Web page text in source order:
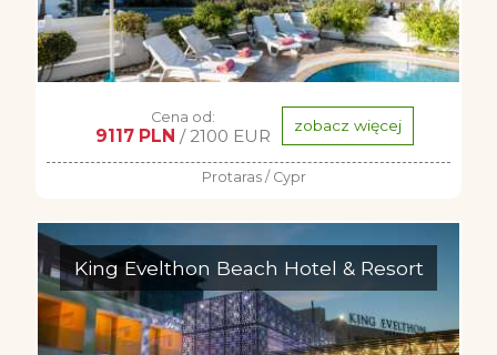
Cena od:
9117 PLN / 2100 EUR zobacz więcej
Protaras / Cypr
King Evelthon Beach Hotel & Resort